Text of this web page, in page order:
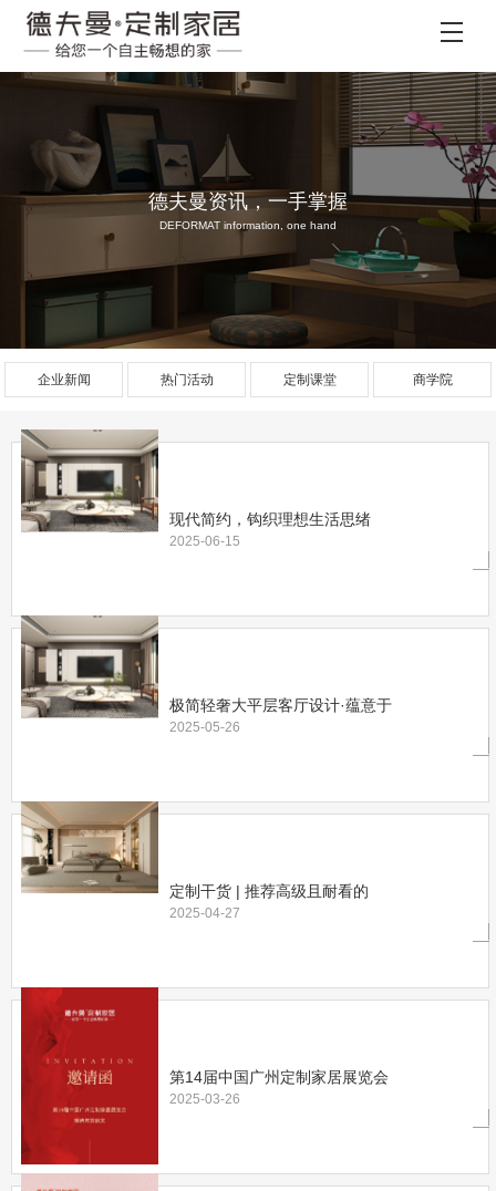
德夫曼资讯，一手掌握
DEFORMAT information, one hand
企业新闻 热门活动 定制课堂 商学院
现代简约，钩织理想生活思绪
2025-06-15
极简轻奢大平层客厅设计·蕴意于
2025-05-26
定制干货 | 推荐高级且耐看的
2025-04-27
第14届中国广州定制家居展览会
2025-03-26